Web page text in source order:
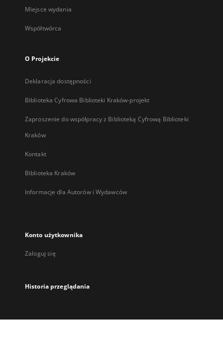
Miejsce wydania
Współtwórca
O Projekcie
Deklaracja dostępności
Biblioteka Cyfrowa Biblioteki Kraków-projekt
Zaproszenie do współpracy z Biblioteką Cyfrową Biblioteki
Kraków
Kontakt
Biblioteka Kraków
Informacje dla Autorów i Wydawców
Konto użytkownika
Zaloguj się
Historia przeglądania